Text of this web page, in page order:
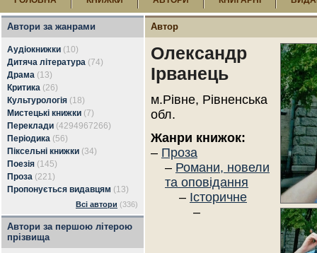
Автори за жанрами
Аудіокнижки (10)
Дитяча література (74)
Драма (13)
Критика (26)
Культурологія (18)
Мистецькі книжки (7)
Переклади (4294967266)
Періодика (56)
Піксельні книжки (34)
Поезія (145)
Проза (221)
Пропонується видавцям (13)
Всі автори (336)
Автори за першою літерою
прізвища
Автор
Олександр
Ірванець
м.Рівне, Рівненська
обл.
Жанри книжок:
– Проза
– Романи, новели
та оповідання
– Історичне
–